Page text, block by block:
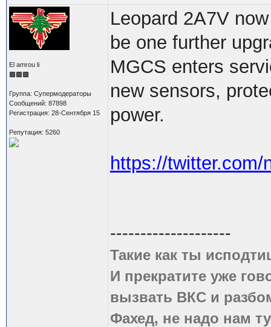
El amrou li
Группа: Супермодераторы
Сообщений: 87898
Регистрация: 28-Сентября 15
Репутация: 5260
Leopard 2A7V
be one further
MGCS enters
new sensors,
power.
https://
--------------------
Такие как ты
И прекратите уже
вызвать ВКС и
Фахед, не надо нам